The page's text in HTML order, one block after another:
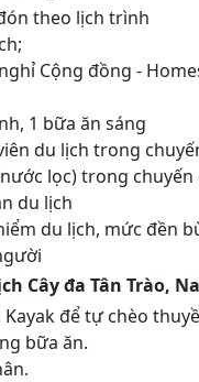
theo lịch trình
Cộng đồng -
1 bữa ăn sáng
du lịch trong
lọc) trong chuyến
du lịch
du lịch, mức đền
Cây đa Tân Trào,
để tự chèo
bữa ăn.